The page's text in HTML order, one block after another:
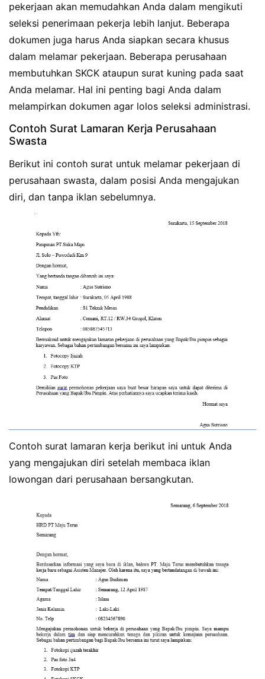
pekerjaan akan memudahkan Anda dalam mengikuti
seleksi penerimaan pekerja lebih lanjut. Beberapa
dokumen juga harus Anda siapkan secara khusus
dalam melamar pekerjaan. Beberapa perusahaan
membutuhkan SKCK ataupun surat kuning pada saat
Anda melamar. Hal ini penting bagi Anda dalam
melampirkan dokumen agar lolos seleksi administrasi.
Contoh Surat Lamaran Kerja Perusahaan
Swasta
Berikut ini contoh surat untuk melamar pekerjaan di
perusahaan swasta, dalam posisi Anda mengajukan
diri, dan tanpa iklan sebelumnya.
Contoh surat lamaran kerja berikut ini untuk Anda
yang mengajukan diri setelah membaca iklan
lowongan dari perusahaan bersangkutan.